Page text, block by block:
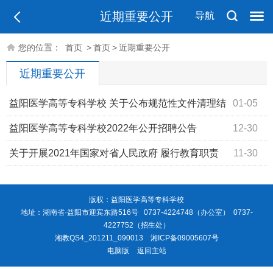
导航
近期重要公开
您的位置： 首页 >首页>近期重要公开
近期重要公开
01-05
益阳医学高等专科学校 关于公布规范性文件清理结
果的通知 12-30
益阳医学高等专科学校2022年公开招聘公告
11-30
关于开展2021年国家对省人民政府 履行教育职责
版权：益阳医学高等专科学校
地址：湖南省·益阳市迎宾东路516号 0737-4224748（办公室） 0737-
4227752（招生处）
湘教QS4_201211_090013 湘ICP备09005607号
电脑版
返回主站